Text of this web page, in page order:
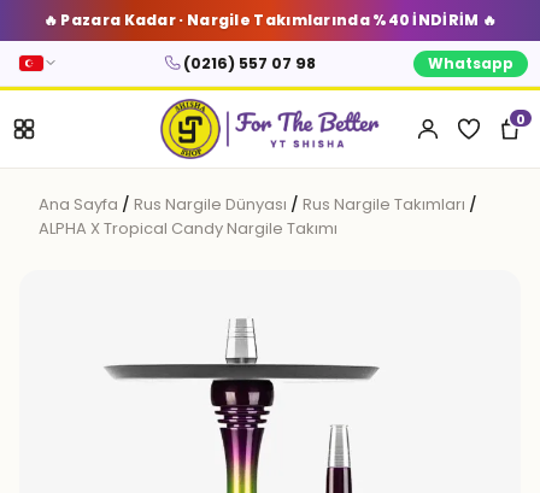
🔥 Pazara Kadar · Nargile Takımlarında %40 İNDİRİM 🔥
(0216) 557 07 98 Whatsapp
0
Ana Sayfa / Rus Nargile Dünyası / Rus Nargile Takımları /
ALPHA X Tropical Candy Nargile Takımı